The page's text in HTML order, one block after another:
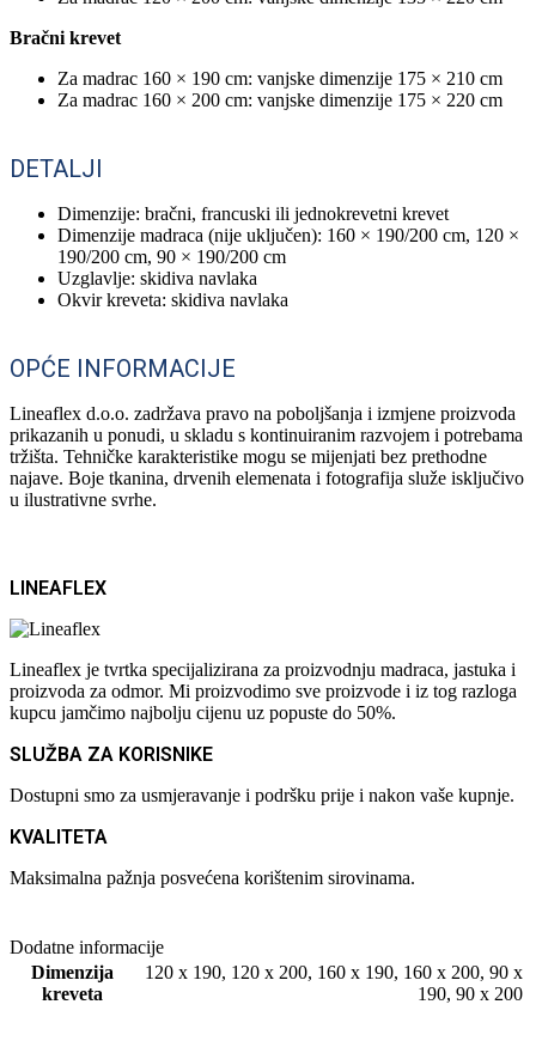
Bračni krevet
Za madrac 160 × 190 cm: vanjske dimenzije 175 × 210 cm
Za madrac 160 × 200 cm: vanjske dimenzije 175 × 220 cm
DETALJI
Dimenzije: bračni, francuski ili jednokrevetni krevet
Dimenzije madraca (nije uključen): 160 × 190/200 cm, 120 ×
190/200 cm, 90 × 190/200 cm
Uzglavlje: skidiva navlaka
Okvir kreveta: skidiva navlaka
OPĆE INFORMACIJE
Lineaflex d.o.o. zadržava pravo na poboljšanja i izmjene proizvoda
prikazanih u ponudi, u skladu s kontinuiranim razvojem i potrebama
tržišta. Tehničke karakteristike mogu se mijenjati bez prethodne
najave. Boje tkanina, drvenih elemenata i fotografija služe isključivo
u ilustrativne svrhe.
LINEAFLEX
Lineaflex je tvrtka specijalizirana za proizvodnju madraca, jastuka i
proizvoda za odmor. Mi proizvodimo sve proizvode i iz tog razloga
kupcu jamčimo najbolju cijenu uz popuste do 50%.
SLUŽBA ZA KORISNIKE
Dostupni smo za usmjeravanje i podršku prije i nakon vaše kupnje.
KVALITETA
Maksimalna pažnja posvećena korištenim sirovinama.
Dodatne informacije
Dimenzija
kreveta
120 x 190, 120 x 200, 160 x 190, 160 x 200, 90 x
190, 90 x 200